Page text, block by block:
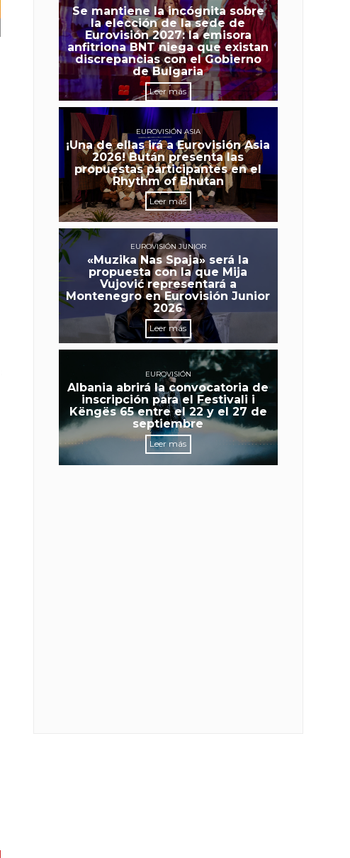
Se mantiene la incógnita sobre
la elección de la sede de
Eurovisión 2027: la emisora
anfitriona BNT niega que existan
discrepancias con el Gobierno
de Bulgaria
Leer más
EUROVISIÓN ASIA
¡Una de ellas irá a Eurovisión Asia
2026! Bután presenta las
propuestas participantes en el
Rhythm of Bhutan
Leer más
EUROVISIÓN JUNIOR
«Muzika Nas Spaja» será la
propuesta con la que Mija
Vujović representará a
Montenegro en Eurovisión Junior
2026
Leer más
EUROVISIÓN
Albania abrirá la convocatoria de
inscripción para el Festivali i
Këngës 65 entre el 22 y el 27 de
septiembre
Leer más